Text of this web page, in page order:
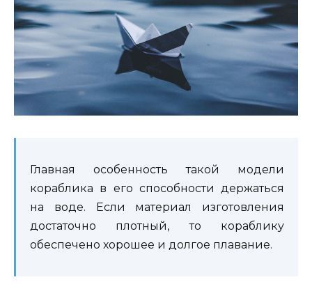
Главная особенность такой модели
кораблика в его способности держаться
на воде. Если материал изготовления
достаточно плотный, то кораблику
обеспечено хорошее и долгое плавание.